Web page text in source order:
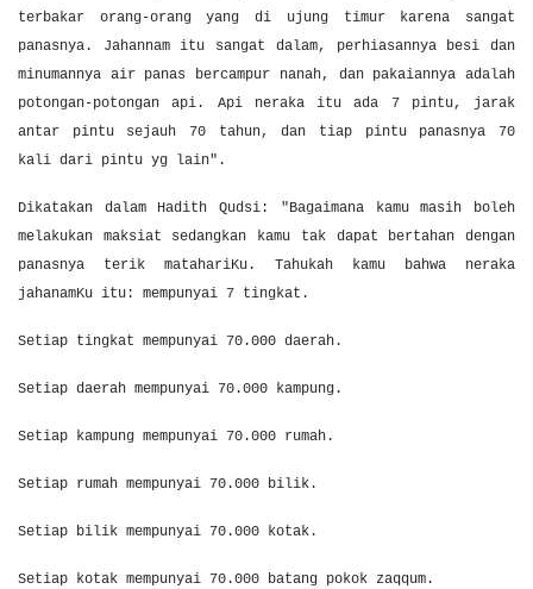
terbakar orang-orang yang di ujung timur karena sangat
panasnya. Jahannam itu sangat dalam, perhiasannya besi dan
minumannya air panas bercampur nanah, dan pakaiannya adalah
potongan-potongan api. Api neraka itu ada 7 pintu, jarak
antar pintu sejauh 70 tahun, dan tiap pintu panasnya 70
kali dari pintu yg lain".
Dikatakan dalam Hadith Qudsi: "Bagaimana kamu masih boleh
melakukan maksiat sedangkan kamu tak dapat bertahan dengan
panasnya terik matahariKu. Tahukah kamu bahwa neraka
jahanamKu itu: mempunyai 7 tingkat.
Setiap tingkat mempunyai 70.000 daerah.
Setiap daerah mempunyai 70.000 kampung.
Setiap kampung mempunyai 70.000 rumah.
Setiap rumah mempunyai 70.000 bilik.
Setiap bilik mempunyai 70.000 kotak.
Setiap kotak mempunyai 70.000 batang pokok zaqqum.